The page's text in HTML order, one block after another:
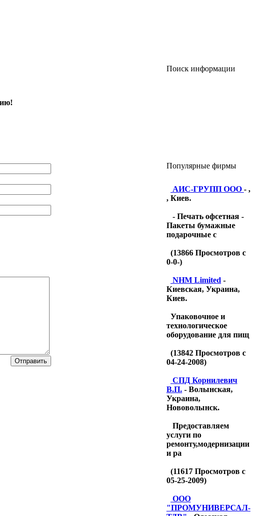
Поиск информации
Популярные фирмы
АИС-ГРУПП ООО - ,
, Киев.
- Печать офсетная -
Пакеты бумажные
подарочные с
(13866 Просмотров с
0-0-)
NHM Limited -
Киевская, Украина,
Киев.
Упаковочное и
технологическое
оборудование для пищ
(13842 Просмотров с
04-24-2008)
CПД Корнилевич
В.П. - Волынская,
Украина,
Нововолынск.
Предоставляем
услуги по
ремонту,модернизации
и ра
(11617 Просмотров с
05-25-2009)
OOO
"ПРОМУНИВЕРСАЛ-